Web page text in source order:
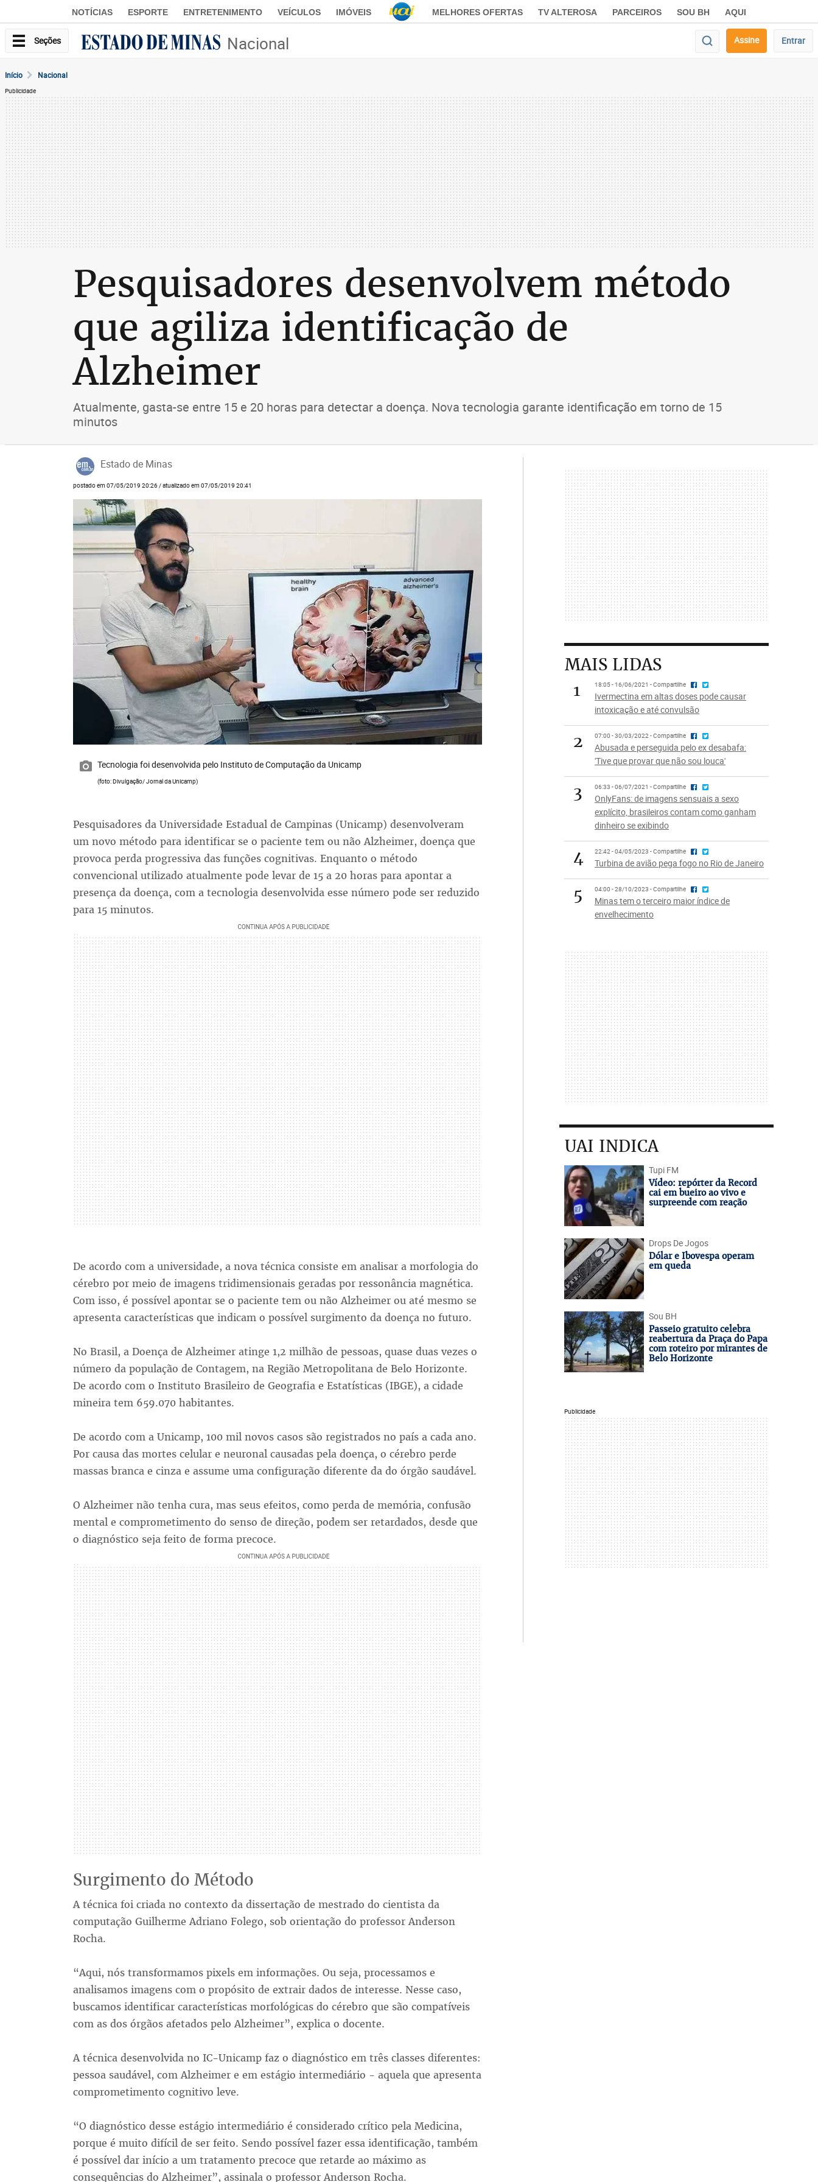
NOTÍCIAS ESPORTE ENTRETENIMENTO VEÍCULOS IMÓVEIS MELHORES OFERTAS TV ALTEROSA PARCEIROS SOU BH AQUI
Seções Nacional Assine Entrar
Início Nacional
Publicidade
Pesquisadores desenvolvem método
que agiliza identificação de
Alzheimer
Atualmente, gasta-se entre 15 e 20 horas para detectar a doença. Nova tecnologia garante identificação em torno de 15
minutos
Estado de Minas
postado em 07/05/2019 20:26 / atualizado em 07/05/2019 20:41
Tecnologia foi desenvolvida pelo Instituto de Computação da Unicamp
(foto: Divulgação/ Jornal da Unicamp)
Pesquisadores da Universidade Estadual de Campinas (Unicamp) desenvolveram
um novo método para identificar se o paciente tem ou não Alzheimer, doença que
provoca perda progressiva das funções cognitivas. Enquanto o método
convencional utilizado atualmente pode levar de 15 a 20 horas para apontar a
presença da doença, com a tecnologia desenvolvida esse número pode ser reduzido
para 15 minutos.
De acordo com a universidade, a nova técnica consiste em analisar a morfologia do
cérebro por meio de imagens tridimensionais geradas por ressonância magnética.
Com isso, é possível apontar se o paciente tem ou não Alzheimer ou até mesmo se
apresenta características que indicam o possível surgimento da doença no futuro.
No Brasil, a Doença de Alzheimer atinge 1,2 milhão de pessoas, quase duas vezes o
número da população de Contagem, na Região Metropolitana de Belo Horizonte.
De acordo com o Instituto Brasileiro de Geografia e Estatísticas (IBGE), a cidade
mineira tem 659.070 habitantes.
De acordo com a Unicamp, 100 mil novos casos são registrados no país a cada ano.
Por causa das mortes celular e neuronal causadas pela doença, o cérebro perde
massas branca e cinza e assume uma configuração diferente da do órgão saudável.
O Alzheimer não tenha cura, mas seus efeitos, como perda de memória, confusão
mental e comprometimento do senso de direção, podem ser retardados, desde que
o diagnóstico seja feito de forma precoce.
Surgimento do Método
A técnica foi criada no contexto da dissertação de mestrado do cientista da
computação Guilherme Adriano Folego, sob orientação do professor Anderson
Rocha.
“Aqui, nós transformamos pixels em informações. Ou seja, processamos e
analisamos imagens com o propósito de extrair dados de interesse. Nesse caso,
buscamos identificar características morfológicas do cérebro que são compatíveis
com as dos órgãos afetados pelo Alzheimer”, explica o docente.
A técnica desenvolvida no IC-Unicamp faz o diagnóstico em três classes diferentes:
pessoa saudável, com Alzheimer e em estágio intermediário - aquela que apresenta
comprometimento cognitivo leve.
“O diagnóstico desse estágio intermediário é considerado crítico pela Medicina,
porque é muito difícil de ser feito. Sendo possível fazer essa identificação, também
é possível dar início a um tratamento precoce que retarde ao máximo as
consequências do Alzheimer”, assinala o professor Anderson Rocha.
MAIS LIDAS
1
18:05 - 16/06/2021 - Compartilhe
Ivermectina em altas doses pode causar
intoxicação e até convulsão
2 07:00 - 30/03/2022 - Compartilhe
Abusada e perseguida pelo ex desabafa:
'Tive que provar que não sou louca'
3 06:33 - 06/07/2021 - Compartilhe
OnlyFans: de imagens sensuais a sexo
explícito, brasileiros contam como ganham
dinheiro se exibindo
4 22:42 - 04/05/2023 - Compartilhe
Turbina de avião pega fogo no Rio de Janeiro
5 04:00 - 28/10/2023 - Compartilhe
Minas tem o terceiro maior índice de
envelhecimento
UAI INDICA
Tupi FM
Vídeo: repórter da Record
cai em bueiro ao vivo e
surpreende com reação
Drops De Jogos
Dólar e Ibovespa operam
em queda
Sou BH
Passeio gratuito celebra
reabertura da Praça do Papa
com roteiro por mirantes de
Belo Horizonte
Publicidade